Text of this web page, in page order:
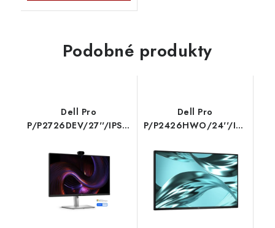
Podobné produkty
Dell Pro
P/P2726DEV/27''/IPS/QHD/100Hz/5ms/
BVHV
Dell Pro
P/P2426HWO/24''/IPS/
BVTG